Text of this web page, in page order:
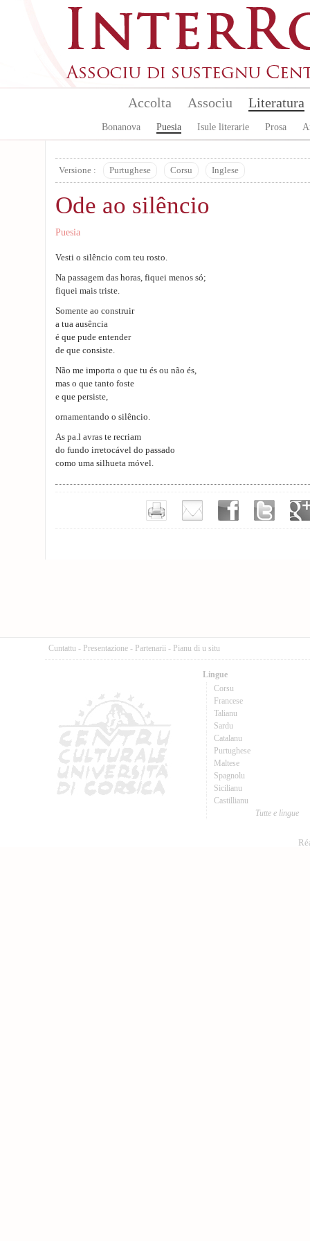
Accolta Associu Literatura
Bonanova Puesia Isule literarie Prosa
Versione : Purtughese Corsu Inglese
Ode ao silêncio
Puesia
Vesti o silêncio com teu rosto.
Na passagem das horas, fiquei menos só;
fiquei mais triste.
Somente ao construir
a tua ausência
é que pude entender
de que consiste.
Não me importa o que tu és ou não és,
mas o que tanto foste
e que persiste,
ornamentando o silêncio.
As pa.l avras te recriam
do fundo irretocável do passado
como uma silhueta móvel.
Cuntattu - Presentazione - Partenarii - Pianu di u situ
Lingue
Corsu
Francese
Talianu
Sardu
Catalanu
Purtughese
Maltese
Spagnolu
Sicilianu
Castillianu
Tutte e lingue